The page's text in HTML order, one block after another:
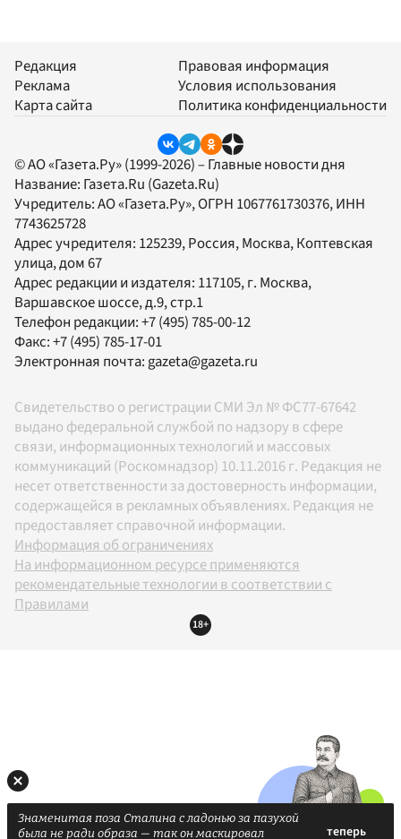
Редакция
Реклама
Карта сайта
Правовая информация
Условия использования
Политика конфиденциальности
© АО «Газета.Ру» (1999-2026) – Главные новости дня
Название: Газета.Ru (Gazeta.Ru)
Учредитель:АО «Газета.Ру», ОГРН 1067761730376, ИНН
7743625728
Адрес учредителя: 125239, Россия, Москва, Коптевская
улица, дом 67
Адрес редакции и издателя: 117105, г. Москва,
Варшавское шоссе, д.9, стр.1
Телефон редакции:+7 (495) 785-00-12
Факс:+7 (495) 785-17-01
Электронная почта:gazeta@gazeta.ru
Свидетельство о регистрации СМИ Эл № ФС77-67642
выдано федеральной службой по надзору в сфере
связи, информационных технологий и массовых
коммуникаций (Роскомнадзор) 10.11.2016 г. Редакция не
несет ответственности за достоверность информации,
содержащейся в рекламных объявлениях. Редакция не
предоставляет справочной информации.
Информация об ограничениях
На информационном ресурсе применяются
рекомендательные технологии в соответствии с
Правилами
18+
Знаменитая поза Сталина с ладонью за пазухой
была не ради образа — так он маскировал